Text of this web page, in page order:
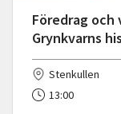
Föredrag och
Grynkvarns
Stenkullen
13:00